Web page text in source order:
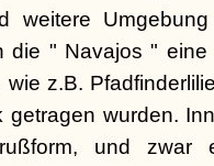
weitere
die " Navajos "
z.B.
getragen wurden.
und zwar